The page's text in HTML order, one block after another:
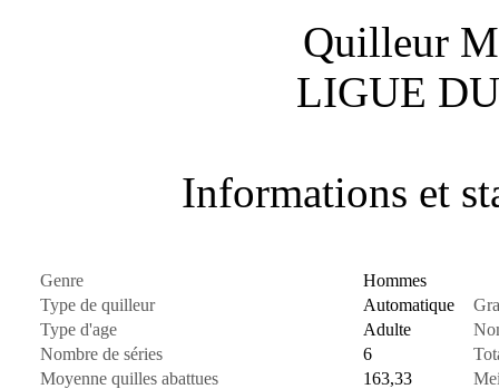
Quilleur
LIGUE
Informations et
Genre
Hommes
Type de quilleur
Automatique
Type d'age
Adulte
Nombre de séries
6
Moyenne quilles abattues
163,33